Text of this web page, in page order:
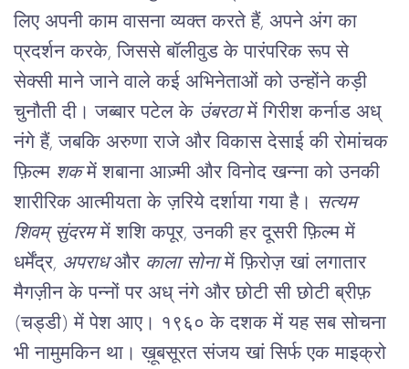
लिए अपनी काम वासना व्यक्त करते हैं, अपने अंग का
प्रदर्शन करके, जिससे बॉलीवुड के पारंपरिक रूप से
सेक्सी माने जाने वाले कई अभिनेताओं को उन्होंने कड़ी
चुनौती दी। जब्बार पटेल के उंबरठा में गिरीश कर्नाड अध्
नंगे हैं, जबकि अरुणा राजे और विकास देसाई की रोमांचक
फ़िल्म शक में शबाना आज़्मी और विनोद खन्ना को उनकी
शारीरिक आत्मीयता के ज़रिये दर्शाया गया है। सत्यम
शिवम् सुंदरम में शशि कपूर, उनकी हर दूसरी फ़िल्म में
धर्मेंद्र, अपराध और काला सोना में फ़िरोज़ खां लगातार
मैगज़ीन के पन्नों पर अध् नंगे और छोटी सी छोटी ब्रीफ़
(चड्डी) में पेश आए। १९६० के दशक में यह सब सोचना
भी नामुमकिन था। ख़ूबसूरत संजय खां सिर्फ एक माइक्रो